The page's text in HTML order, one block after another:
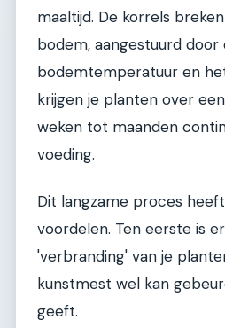
maaltijd. De korrels
bodem, aangestuurd door
bodemtemperatuur en
krijgen je planten over
weken tot maanden
voeding.
Dit langzame proces
voordelen. Ten eerste is
'verbranding' van je
kunstmest wel kan
geeft.